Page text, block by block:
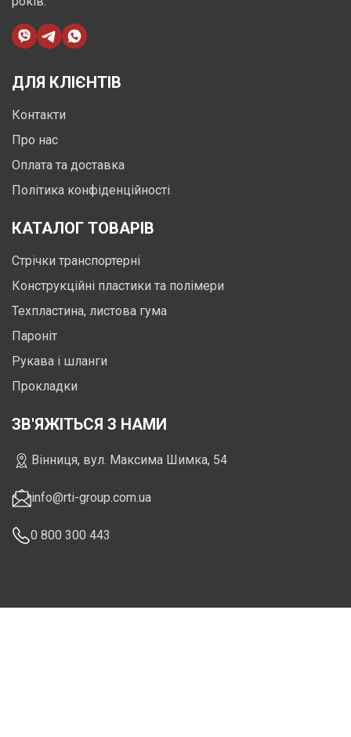
ДЛЯ КЛІЄНТІВ
Контакти
Про нас
Оплата та доставка
Політика конфіденційності
КАТАЛОГ ТОВАРІВ
Стрічки транспортерні
Конструкційні пластики та полімери
Техпластина, листова гума
Пароніт
Рукава і шланги
Прокладки
ЗВ'ЯЖІТЬСЯ З НАМИ
Вінниця, вул. Максима Шимка, 54
info@rti-group.com.ua
0 800 300 443